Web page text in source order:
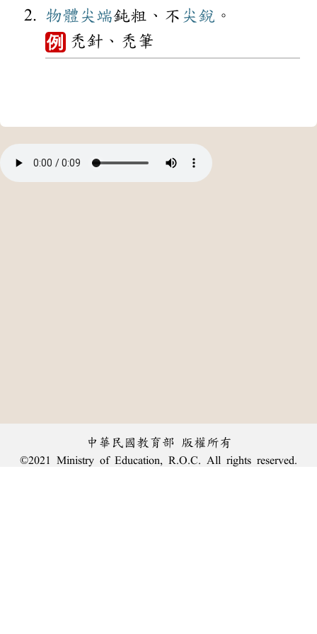
物體 尖端鈍粗、不 尖銳 。
例 禿針、禿筆
中華民國教育部 版權所有
©2021 Ministry of Education, R.O.C. All rights reserved.